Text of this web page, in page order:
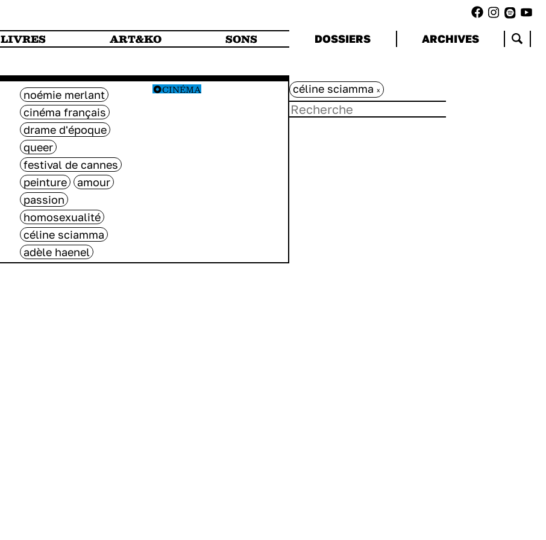
LIVRES ART&KO SONS DOSSIERS ARCHIVES
noémie merlant
cinéma français
drame d'époque
queer
festival de cannes
peinture
amour
passion
homosexualité
céline sciamma
adèle haenel
CINÉMA céline sciamma x